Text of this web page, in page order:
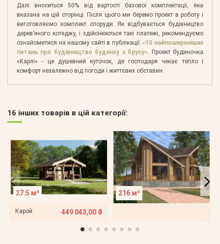
Далі вноситься 50% від вартості базової комплектації, яка
вказана на цій сторінці. Після цього ми беремо проект в роботу і
виготовляємо комплект споруди. Як відбувається будівництво
дерев’яного котеджу, і здійснюються такі платежі, рекомендуємо
ознайомитися на нашому сайті в публікації:«10 найпоширеніших
питань про будівництво будинку з брусу». Проект будиночка
«Карлі» - це душевний куточок, де господаря чекає тепло і
комфорт незалежно від погоди і життєвих обставин.
16 інших товарів в цій категорії:
27.5 м²
Карой 449 043,00 ₴
216 м²